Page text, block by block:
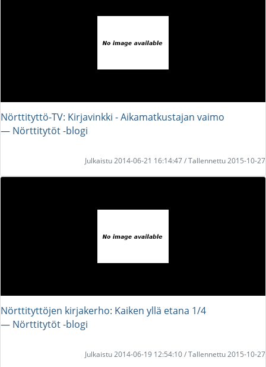
Nörttityttö-TV: Kirjavinkki - Aikamatkustajan vaimo
― Nörttitytöt -blogi
Julkaistu 2014-06-21 16:14:47 / Tallennettu 2015-10-27
Nörttityttöjen kirjakerho: Kaiken yllä etana 1/4
― Nörttitytöt -blogi
Julkaistu 2014-06-19 12:54:10 / Tallennettu 2015-10-27